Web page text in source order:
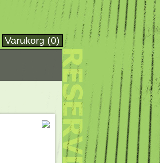
Varukorg (0)